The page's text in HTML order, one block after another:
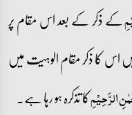
کے ذکر کے بعد اس مقام پر
اس کا ذکر مقام الوہیت میں
الرَّحِیۡمِکا تذکرہ ہو رہا ہے۔